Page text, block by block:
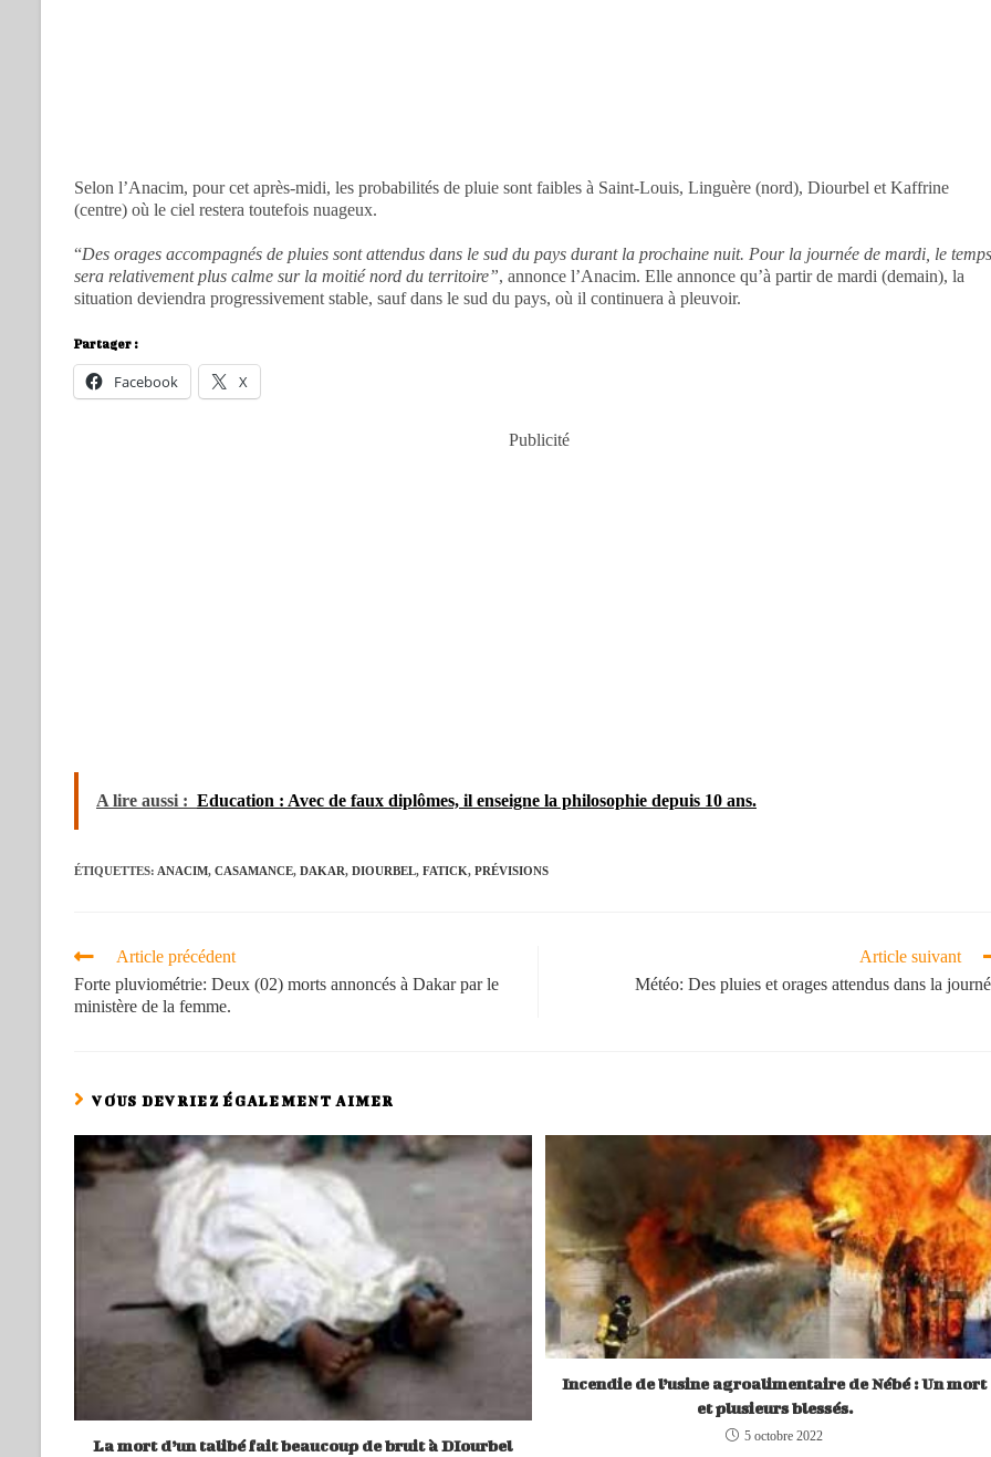
Selon l’Anacim, pour cet après-midi, les probabilités de pluie sont faibles à Saint-Louis, Linguère (nord), Diourbel et Kaffrine
(centre) où le ciel restera toutefois nuageux.
“Des orages accompagnés de pluies sont attendus dans le sud du pays durant la prochaine nuit. Pour la journée de mardi, le temps
sera relativement plus calme sur la moitié nord du territoire”, annonce l’Anacim. Elle annonce qu’à partir de mardi (demain), la
situation deviendra progressivement stable, sauf dans le sud du pays, où il continuera à pleuvoir.
Partager :
Facebook X
Publicité
A lire aussi : Education : Avec de faux diplômes, il enseigne la philosophie depuis 10 ans.
ÉTIQUETTES: ANACIM, CASAMANCE, DAKAR, DIOURBEL, FATICK, PRÉVISIONS
Article précédent
Forte pluviométrie: Deux (02) morts annoncés à Dakar par le
ministère de la femme.
Article suivant
Météo: Des pluies et orages attendus dans la
VOUS DEVRIEZ ÉGALEMENT AIMER
La mort d’un talibé fait beaucoup de bruit à DIourbel
Incendie de l’usine agroalimentaire de Nébé : Un mort
et plusieurs blessés.
5 octobre 2022